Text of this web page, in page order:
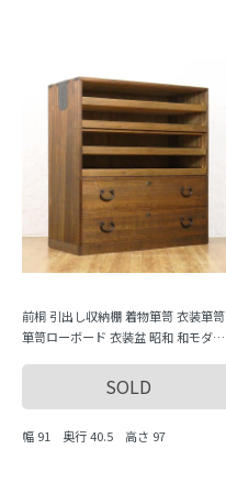
前桐 引出し収納棚 着物箪笥 衣装箪笥
箪笥ローボード 衣装盆 昭和 和モダン
SOLD
幅 91 奥行 40.5 高さ 97